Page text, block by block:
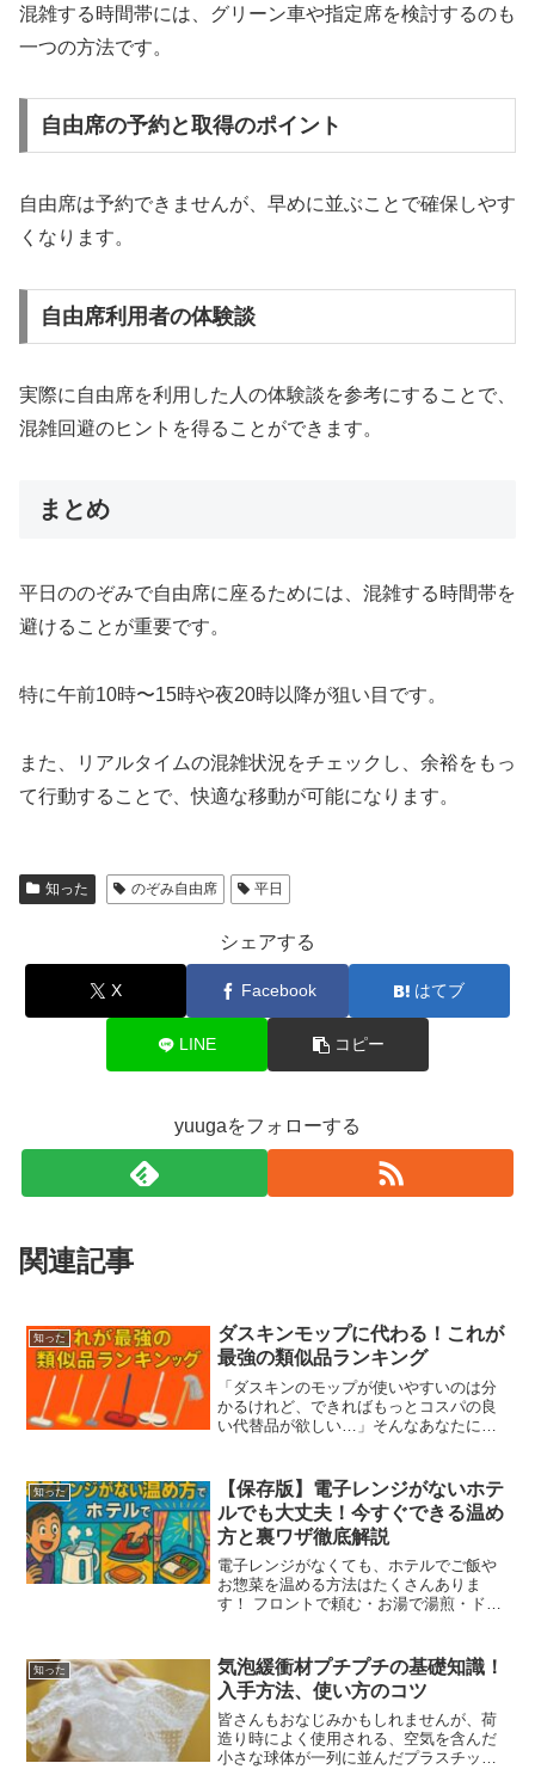
混雑する時間帯には、グリーン車や指定席を検討するのも
一つの方法です。
自由席の予約と取得のポイント
自由席は予約できませんが、早めに並ぶことで確保しやす
くなります。
自由席利用者の体験談
実際に自由席を利用した人の体験談を参考にすることで、
混雑回避のヒントを得ることができます。
まとめ
平日ののぞみで自由席に座るためには、混雑する時間帯を
避けることが重要です。
特に午前10時〜15時や夜20時以降が狙い目です。
また、リアルタイムの混雑状況をチェックし、余裕をもっ
て行動することで、快適な移動が可能になります。
知った のぞみ自由席 平日
シェアする
X Facebook はてブ
LINE コピー
yuugaをフォローする
関連記事
知った
ダスキンモップに代わる！これが
最強の類似品ランキング
「ダスキンのモップが使いやすいのは分
かるけれど、できればもっとコスパの良
い代替品が欲しい…」そんなあなたに向
おすすめランキングを徹底解説します。
お掃除のストレスを減らし...
知った
【保存版】電子レンジがないホテ
ルでも大丈夫！今すぐできる温め
方と裏ワザ徹底解説
電子レンジがなくても、ホテルでご飯や
お惣菜を温める方法はたくさんありま
す！ フロントで頼む・お湯で湯煎・ドラ
現可能。 この記事では、今すぐ試せる裏
ワザから注意点まで...
知った
気泡緩衝材プチプチの基礎知識！
入手方法、使い方のコツ
皆さんもおなじみかもしれませんが、荷
造り時によく使用される、空気を含んだ
小さな球体が一列に並んだプラスチック